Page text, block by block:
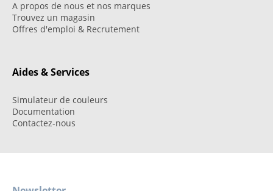
A propos de nous et nos marques
Trouvez un magasin
Offres d'emploi & Recrutement
Aides & Services
Simulateur de couleurs
Documentation
Contactez-nous